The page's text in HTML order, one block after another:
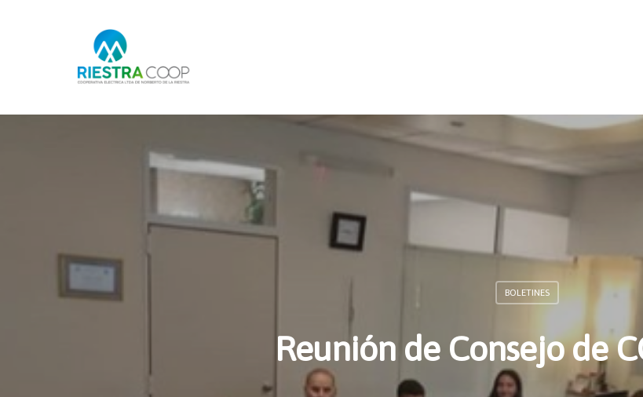
Hit enter to search or ESC to close
BOLETINES
Reunión de Consejo de